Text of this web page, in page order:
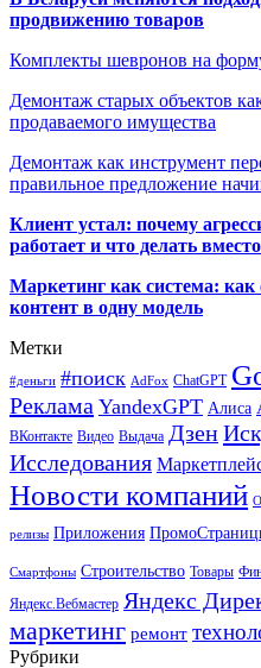
продвижению товаров
Комплекты шевронов на
Демонтаж старых объектов
продаваемого имущества
Демонтаж как инструмент
правильное предложение
Клиент устал: почему
работает и что делать
Маркетинг как система:
контент в одну модель
Метки
#деньги #поиск AdFox ChatGPT
Реклама YandexGPT Алиса
ВКонтакте Видео Выдача Дзен
Исследования
Новости компаний
релизы Приложения
Смартфоны Строительство Товары
Яндекс.Вебмастер Яндекс
маркетинг ремонт
Рубрики